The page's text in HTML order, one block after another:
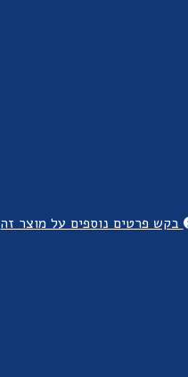
בקש פרטים נוספים על מוצר זה